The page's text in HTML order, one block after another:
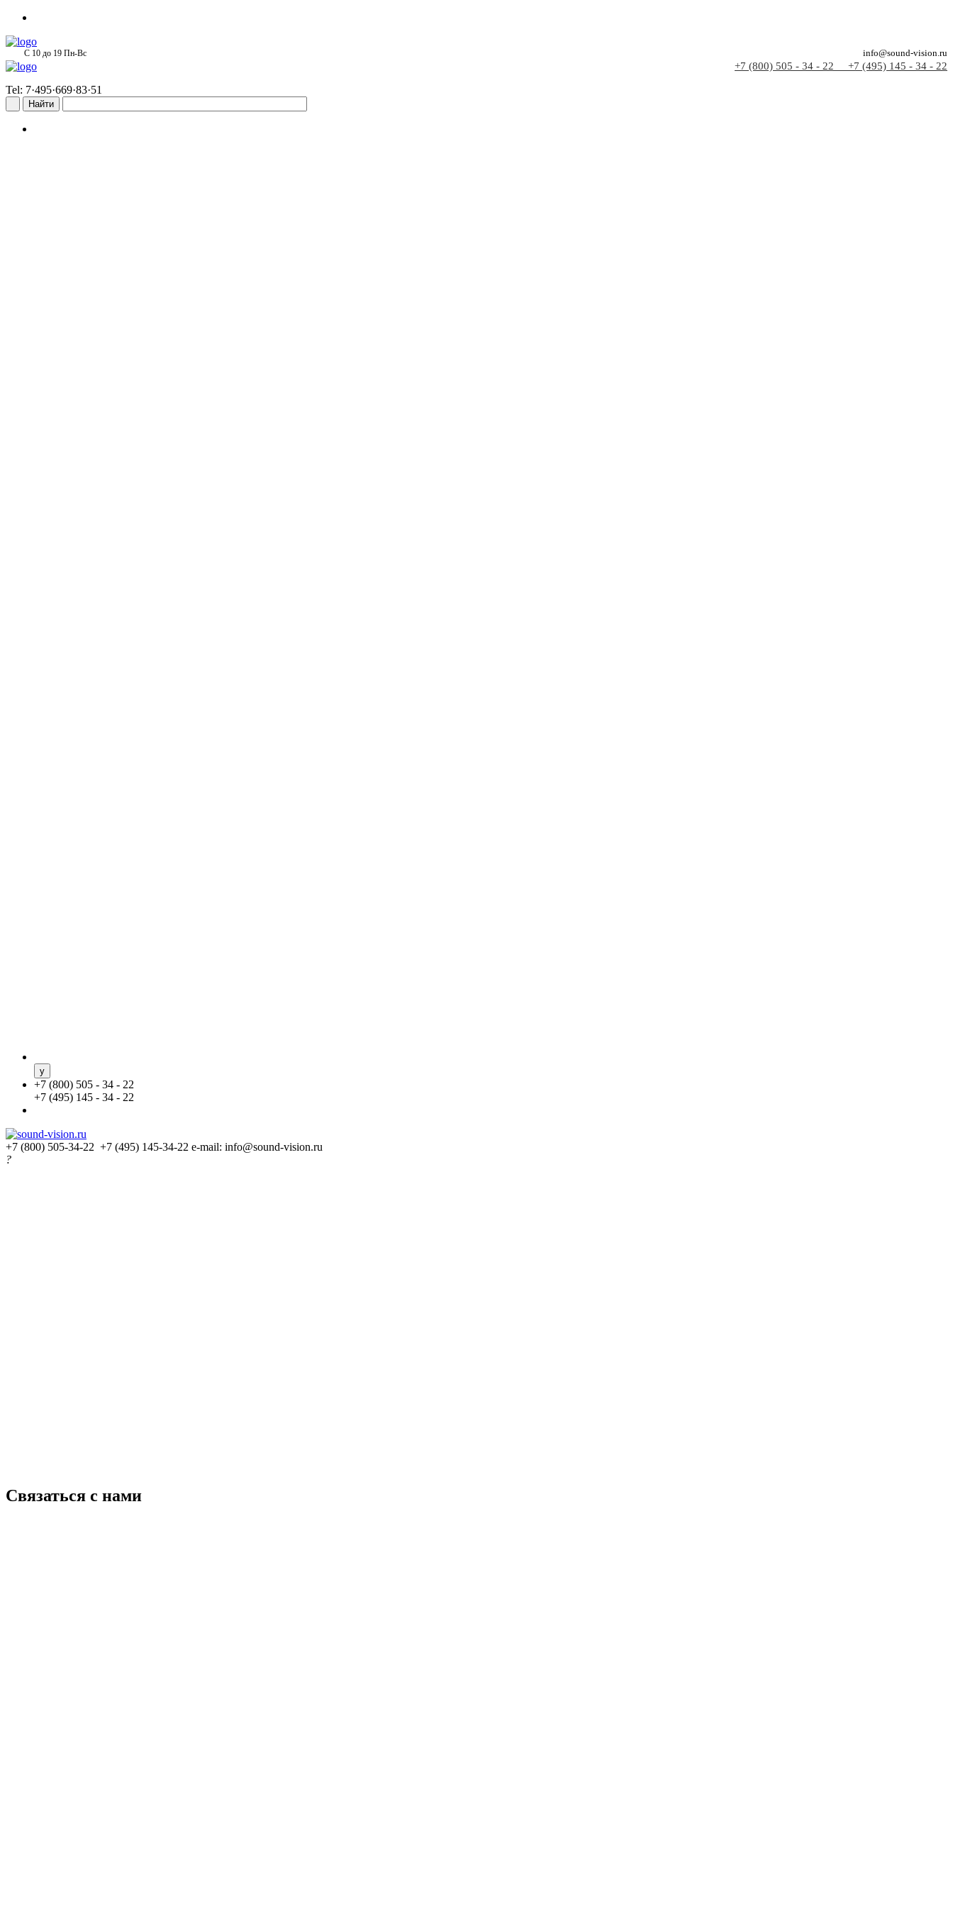
С 10 до 19 Пн-Вс info@sound-vision.ru
+7 (800) 505 - 34 - 22 +7 (495) 145 - 34 - 22
Tel: 7·495·669·83·51
+7 (800) 505 - 34 - 22
+7 (495) 145 - 34 - 22
+7 (800) 505-34-22 +7 (495) 145-34-22 e-mail: info@sound-vision.ru
?
Связаться с нами